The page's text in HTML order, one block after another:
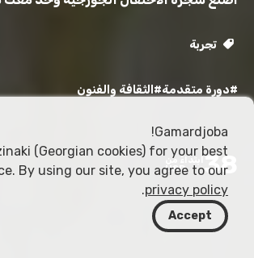
تجربة
#دورة متقدمة#الثقافة والفنون
38 ابتداءً من
USD
Gamardjoba!
(Georgian cookies) for your best
By using our site, you agree to our
privacy policy
.
Accept